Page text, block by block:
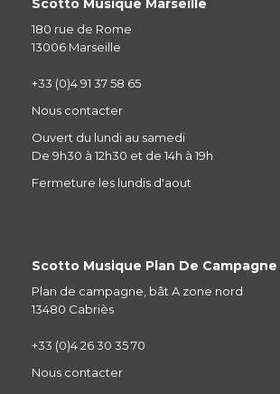
180 rue de Rome
13006 Marseille
+33 (0)4 91 37 58 65
Nous contacter
Ouvert du lundi au samedi
De 9h30 à 12h30 et de 14h à 19h
Fermeture les lundis d'aout
Scotto Musique Plan De Campagne
Plan de campagne, bât A zone nord
13480 Cabriès
+33 (0)4 26 30 35 70
Nous contacter